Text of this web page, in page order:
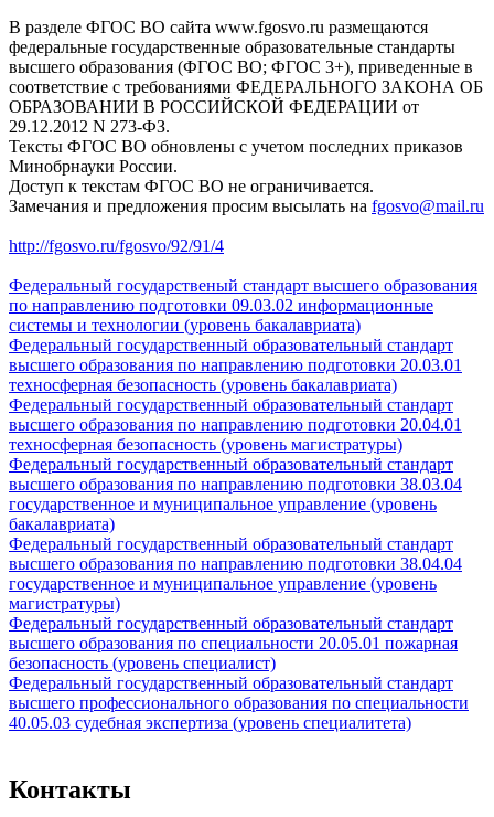
В разделе ФГОС ВО сайта www.fgosvo.ru размещаются
федеральные государственные образовательные стандарты
высшего образования (ФГОС ВО; ФГОС 3+), приведенные в
соответствие с требованиями ФЕДЕРАЛЬНОГО ЗАКОНА ОБ
ОБРАЗОВАНИИ В РОССИЙСКОЙ ФЕДЕРАЦИИ от
29.12.2012 N 273-ФЗ.
Тексты ФГОС ВО обновлены с учетом последних приказов
Минобрнауки России.
Доступ к текстам ФГОС ВО не ограничивается.
Замечания и предложения просим высылать на fgosvo@mail.ru
http://fgosvo.ru/fgosvo/92/91/4
Федеральный государственый стандарт высшего образования
по направлению подготовки 09.03.02 информационные
системы и технологии (уровень бакалавриата)
Федеральный государственный образовательный стандарт
высшего образования по направлению подготовки 20.03.01
техносферная безопасность (уровень бакалавриата)
Федеральный государственный образовательный стандарт
высшего образования по направлению подготовки 20.04.01
техносферная безопасность (уровень магистратуры)
Федеральный государственный образовательный стандарт
высшего образования по направлению подготовки 38.03.04
государственное и муниципальное управление (уровень
бакалавриата)
Федеральный государственный образовательный стандарт
высшего образования по направлению подготовки 38.04.04
государственное и муниципальное управление (уровень
магистратуры)
Федеральный государственный образовательный стандарт
высшего образования по специальности 20.05.01 пожарная
безопасность (уровень специалист)
Федеральный государственный образовательный стандарт
высшего профессионального образования по специальности
40.05.03 судебная экспертиза (уровень специалитета)
Контакты